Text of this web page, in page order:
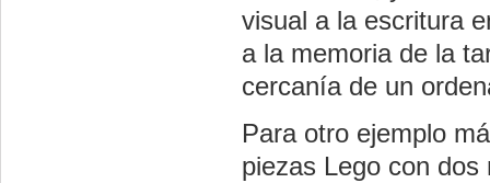
visual a la escritura
a la memoria de la
cercanía de un
Para otro ejemplo
piezas Lego con